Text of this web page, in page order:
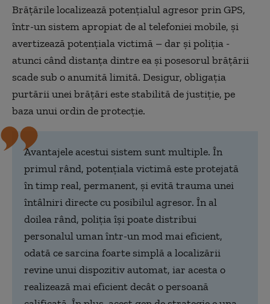
Brățările localizează potențialul agresor prin GPS,
într-un sistem apropiat de al telefoniei mobile, și
avertizează potențiala victimă – dar și poliția -
atunci când distanța dintre ea și posesorul brățării
scade sub o anumită limită. Desigur, obligația
purtării unei brățări este stabilită de justiție, pe
baza unui ordin de protecție.
Avantajele acestui sistem sunt multiple. În
primul rând, potențiala victimă este protejată
în timp real, permanent, și evită trauma unei
întâlniri directe cu posibilul agresor. În al
doilea rând, poliția își poate distribui
personalul uman într-un mod mai eficient,
odată ce sarcina foarte simplă a localizării
revine unui dispozitiv automat, iar acesta o
realizează mai eficient decât o persoană